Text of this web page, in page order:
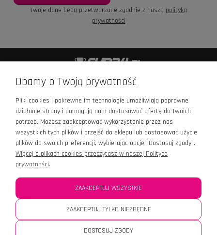
Twoje dane będą przetwarzane zgodnie z naszą polityką
prywatności
+48 601 426 989
Infolinia czynna:
Pn - Pt: 9:00 - 16:00
OPINIE
MOJE KONTO
Dbamy o Twoją prywatność
Pliki cookies i pokrewne im technologie umożliwiają poprawne
działanie strony i pomagają nam dostosować ofertę do Twoich
potrzeb. Możesz zaakceptować wykorzystanie przez nas
wszystkich tych plików i przejść do sklepu lub dostosować użycie
plików do swoich preferencji, wybierając opcję "Dostosuj zgody".
Więcej o plikach cookies przeczytasz w naszej Polityce
prywatności.
ZAAKCEPTUJ TYLKO NIEZBĘDNE
DOSTOSUJ ZGODY
ZAAKCEPTUJ WSZYSTKIE